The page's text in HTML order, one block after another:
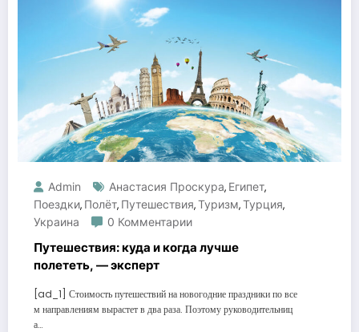
Admin Анастасия Проскура, Египет,
Поездки, Полёт, Путешествия,Туризм,Турция,
Украина
0 Комментарии
Путешествия: куда и когда лучше
полететь, — эксперт
[ad_1] Стоимость путешествий на новогодние праздники по все
м направлениям вырастет в два раза. Поэтому руководительниц
а…